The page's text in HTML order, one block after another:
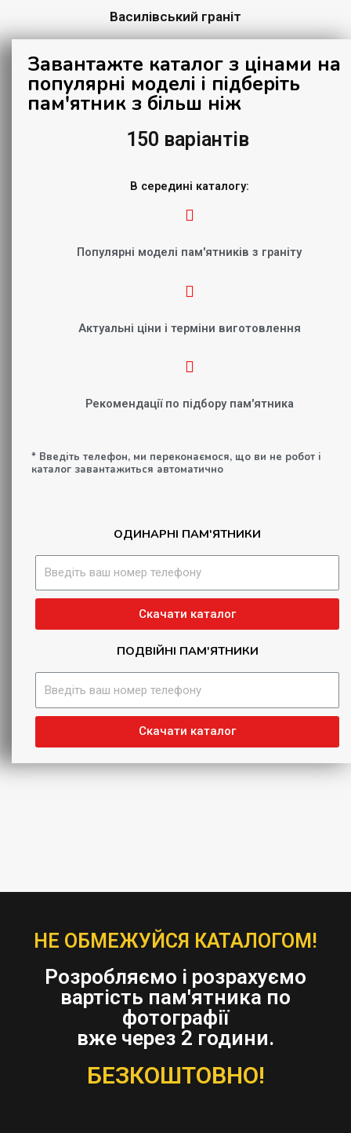
Василівський граніт
Завантажте каталог з цінами на
популярні моделі і підберіть
пам'ятник з більш ніж
150 варіантів
В середині каталогу:
Популярні моделі пам'ятників з граніту
Актуальні ціни і терміни виготовлення
Рекомендації по підбору пам'ятника
* Введіть телефон, ми переконаємося, що ви не робот і
каталог завантажиться автоматично
ОДИНАРНІ ПАМ'ЯТНИКИ
Скачати каталог
ПОДВІЙНІ ПАМ'ЯТНИКИ
Скачати каталог
НЕ ОБМЕЖУЙСЯ КАТАЛОГОМ!
Розробляємо і розрахуємо
вартість пам'ятника по
фотографії
вже через 2 години.
БЕЗКОШТОВНО!